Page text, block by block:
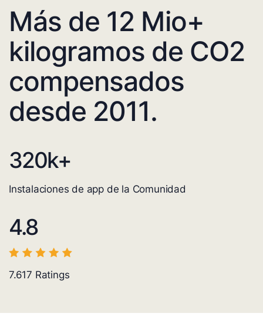
Más de 12 Mio+
kilogramos de CO2
compensados
desde 2011.
320k+
Instalaciones de app de la Comunidad
4.8
7.617 Ratings